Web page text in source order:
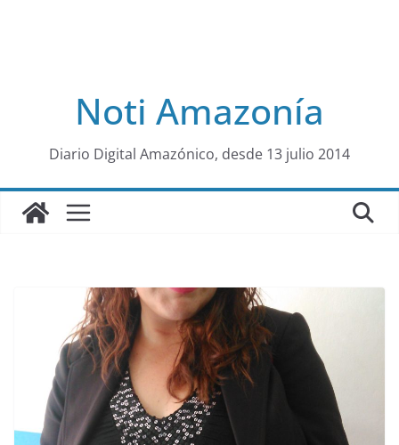
al
Noti Amazonía
Diario Digital Amazónico, desde 13 julio 2014